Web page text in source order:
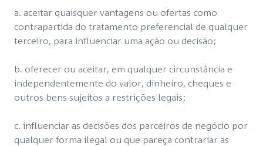
a. aceitar quaisquer vantagens ou ofertas como
contrapartida do tratamento preferencial de qualquer
terceiro, para influenciar uma ação ou decisão;
b. oferecer ou aceitar, em qualquer circunstância e
independentemente do valor, dinheiro, cheques e
outros bens sujeitos a restrições legais;
c. influenciar as decisões dos parceiros de negócio por
qualquer forma ilegal ou que pareça contrariar as